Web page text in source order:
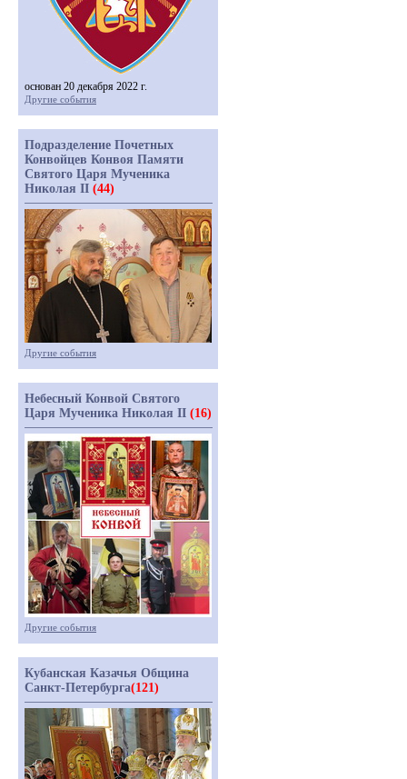
основан 20 декабря 2022 г.
Другие события
Подразделение Почетных
Конвойцев Конвоя Памяти
Святого Царя Мученика
Николая II (44)
Другие события
Небесный Конвой Святого
Царя Мученика Николая II (16)
Другие события
Кубанская Казачья Община
Санкт-Петербурга(121)